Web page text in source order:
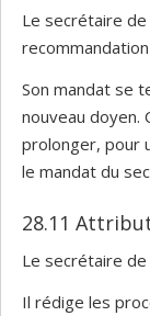
Le secrétaire
Son mandat se
nouveau doyen.
prolonger, pour
le mandat du
28.11
Le secrétaire
Il rédige les